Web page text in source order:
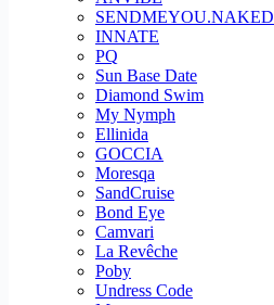
SENDMEYOU.NAKED
INNATE
PQ
Sun Base Date
Diamond Swim
My Nymph
Ellinida
GOCCIA
Moresqa
SandCruise
Bond Eye
Camvari
La Revêche
Poby
Undress Code